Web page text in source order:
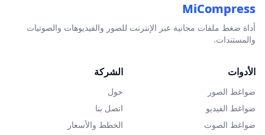
MiCompress
أداة ضغط ملفات مجانية عبر الإنترنت للصور والفيديوهات والصوتيات
والمستندات.
الأدوات
ضواغط الصور
ضواغط الفيديو
ضواغط الصوت
الشركة
حول
اتصل بنا
الخطط والأسعار